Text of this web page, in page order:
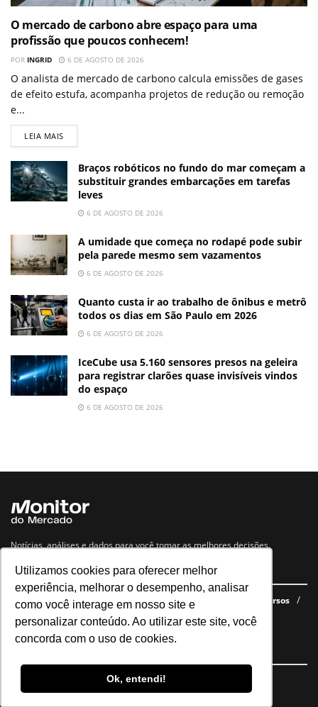
Utilizamos cookies para oferecer melhor
experiência, melhorar o desempenho, analisar
como você interage em nosso site e
personalizar conteúdo. Ao utilizar este site, você
concorda com o uso de cookies.
Ok, entendi!
O mercado de carbono abre espaço para uma
profissão que poucos conhecem!
POR INGRID 6 DE AGOSTO DE 2026
O analista de mercado de carbono calcula emissões de gases
de efeito estufa, acompanha projetos de redução ou remoção
e...
LEIA MAIS
Braços robóticos no fundo do mar começam a
substituir grandes embarcações em tarefas
leves
6 DE AGOSTO DE 2026
A umidade que começa no rodapé pode subir
pela parede mesmo sem vazamentos
6 DE AGOSTO DE 2026
Quanto custa ir ao trabalho de ônibus e metrô
todos os dias em São Paulo em 2026
6 DE AGOSTO DE 2026
IceCube usa 5.160 sensores presos na geleira
para registrar clarões quase invisíveis vindos
do espaço
6 DE AGOSTO DE 2026
Notícias, análises e dados para você tomar as melhores decisões.
Navegue no site
Últimas notícias Quem somos E-books gratuitos
Cursos
Política de privacidade